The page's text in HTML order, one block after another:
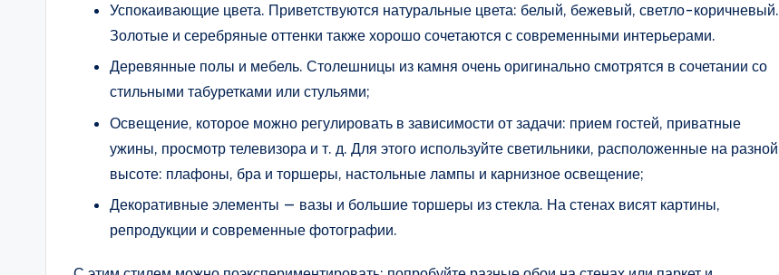
Успокаивающие цвета. Приветствуются натуральные цвета: белый, бежевый, светло-коричневый.
Золотые и серебряные оттенки также хорошо сочетаются с современными интерьерами.
Деревянные полы и мебель. Столешницы из камня очень оригинально смотрятся в сочетании со
стильными табуретками или стульями;
Освещение, которое можно регулировать в зависимости от задачи: прием гостей, приватные
ужины, просмотр телевизора и т. д. Для этого используйте светильники, расположенные на разной
высоте: плафоны, бра и торшеры, настольные лампы и карнизное освещение;
Декоративные элементы — вазы и большие торшеры из стекла. На стенах висят картины,
репродукции и современные фотографии.